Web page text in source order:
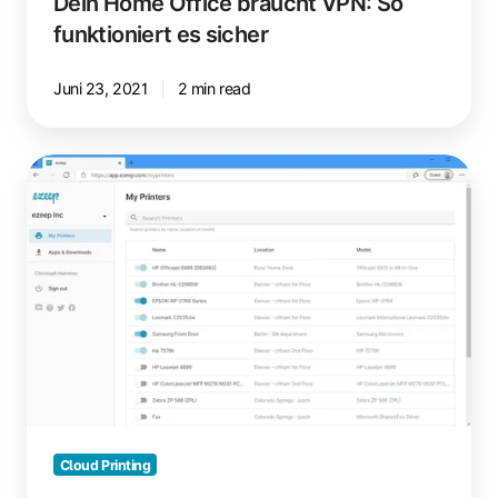
funktioniert es sicher
Juni 23, 2021 2 min read
My
Printers:
Vereinfache
die
Druckerverwaltung
für
Cloud Printing